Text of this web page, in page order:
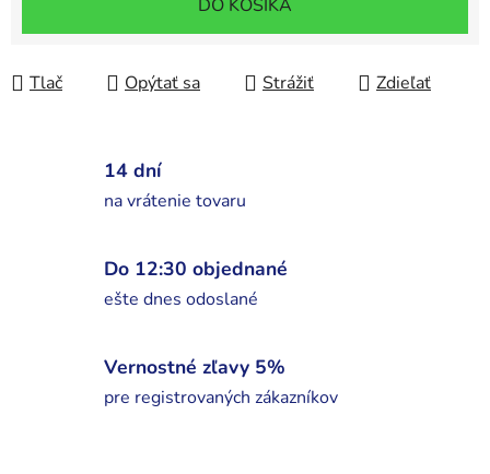
DO KOŠÍKA
Tlač Opýtať sa Strážiť Zdieľať
14 dní
na vrátenie tovaru
Do 12:30 objednané
ešte dnes odoslané
Vernostné zľavy 5%
pre registrovaných zákazníkov